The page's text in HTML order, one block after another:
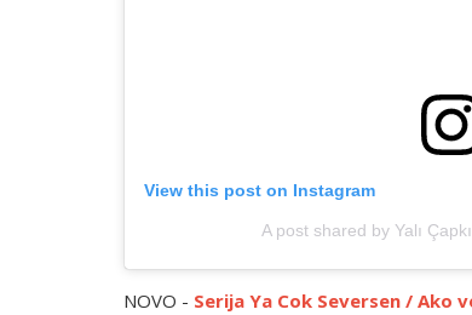
View this post on Instagram
A post shared by Yalı
NOVO - Serija Ya Cok Seversen /